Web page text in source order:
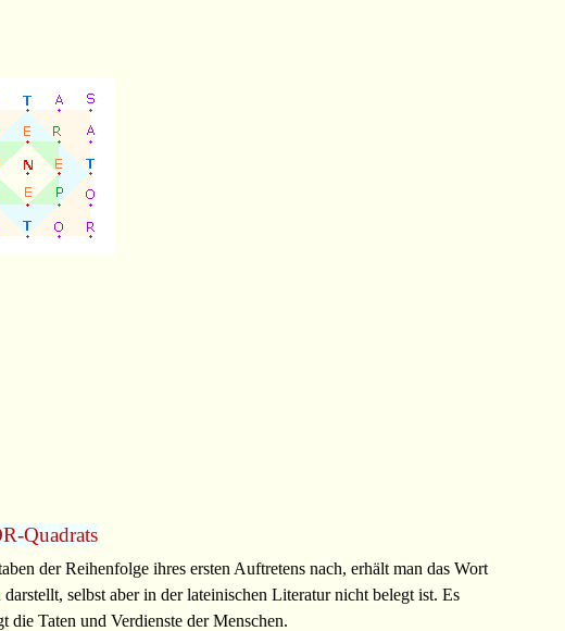
Quadrats
der Reihenfolge ihres ersten Auftretens nach, erhält man das Wort
darstellt, selbst aber in der lateinischen Literatur nicht belegt ist. Es
Taten und Verdienste der Menschen.